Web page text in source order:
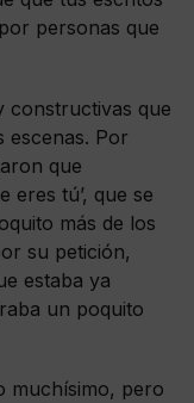
personas que
constructivas que
escenas. Por
que
eres tú’, que se
más de los
su petición,
estaba ya
un poquito
muchísimo, pero